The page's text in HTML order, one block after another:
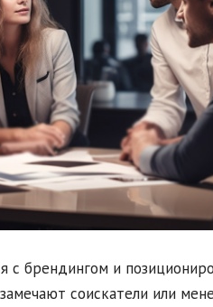
брендингом и
соискатели или